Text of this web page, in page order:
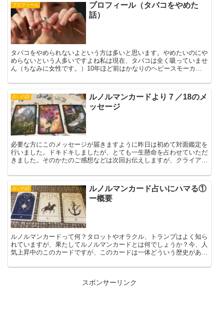
プロフィール
プロフィール（タバコをやめた
話）
タバコをやめられないよという方は多いと思います。やめたいのにや
めらないという人多いですよね私は現在、タバコは全く吸っていませ
ん（ちなみに女性です。）10年ほど前はかなりのヘビースモーカー
占いの話
ルノルマンカードより７／18のメ
ッセージ
必要な方にこのメッセージが届きますように昨日は初めて対面鑑定を
行いました。ドキドキしましたが、とても一生懸命を占わせていただ
きました。そのかたのご感想などは次回お伝えしますが、クライアン
占いの話
ルノルマンカード占いにハマる①
ー概要
ルノルマンカードって何？タロットやオラクル、トランプはよく知ら
れていますが、果たしてルノルマンカードとは何でしょうか？今、人
気上昇中のこのカードですが、このカードは一体どういう歴史があ
スポンサーリンク